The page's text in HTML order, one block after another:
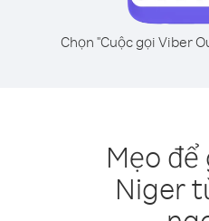
Chọn "Cuộc gọi Viber
Mẹo để
Niger